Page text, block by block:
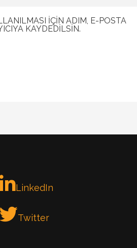
IÇIN ADIM, E-POSTA
KAYDEDILSIN.
LinkedIn
Twitter